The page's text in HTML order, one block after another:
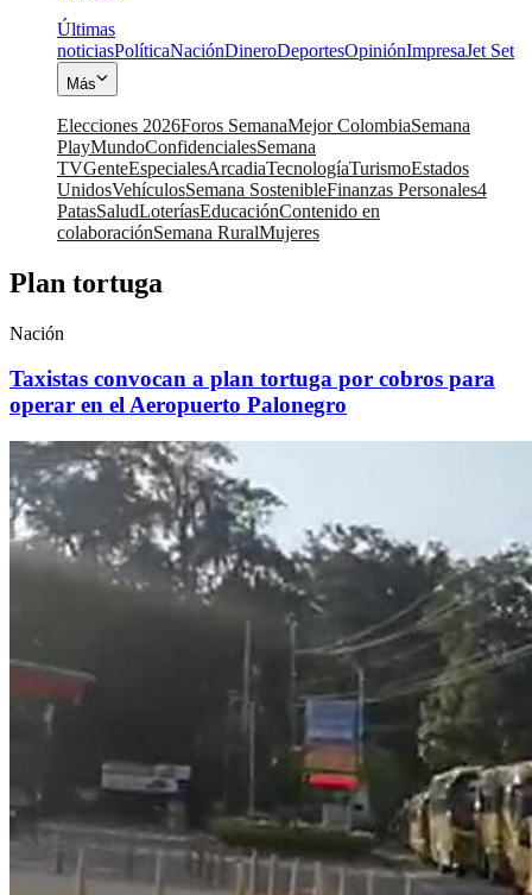
Últimas
noticiasPolíticaNaciónDineroDeportesOpiniónImpresaJet Set
Más
Elecciones 2026Foros SemanaMejor ColombiaSemana
PlayMundoConfidencialesSemana
TVGenteEspecialesArcadiaTecnologíaTurismoEstados
UnidosVehículosSemana SostenibleFinanzas Personales4
PatasSaludLoteríasEducaciónContenido en
colaboraciónSemana RuralMujeres
Plan tortuga
Nación
Taxistas convocan a plan tortuga por cobros para
operar en el Aeropuerto Palonegro